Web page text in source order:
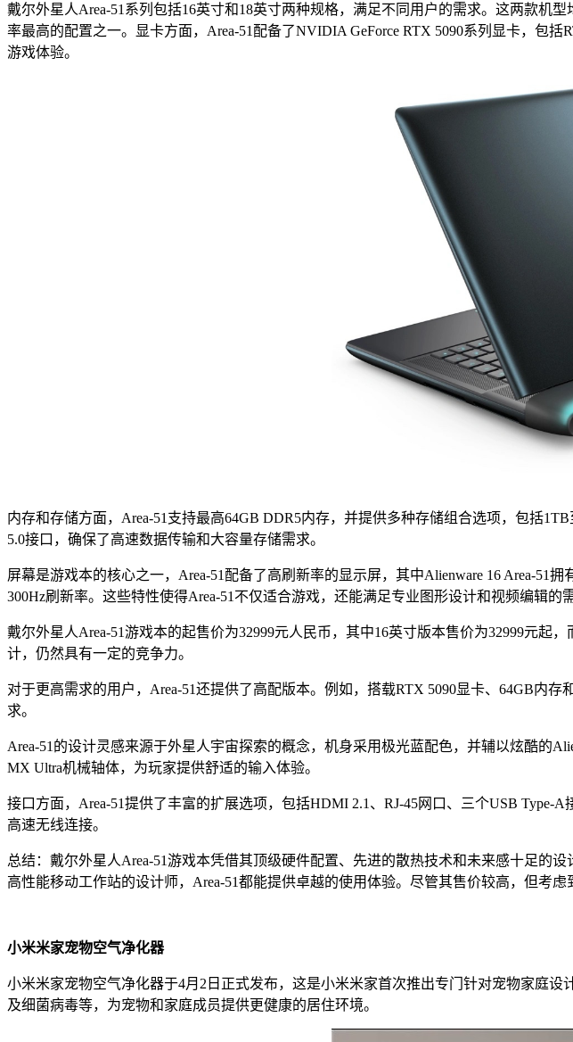
戴尔外星人Area-51系列包括16英寸和18英寸两种规格，满足不同用户的需求。这两款机
率最高的配置之一。显卡方面，Area-51配备了NVIDIA GeForce RTX 5090系列显卡，包
游戏体验。
内存和存储方面，Area-51支持最高64GB DDR5内存，并提供多种存储组合选项，包括
5.0接口，确保了高速数据传输和大容量存储需求。
屏幕是游戏本的核心之一，Area-51配备了高刷新率的显示屏，其中Alienware 16 Area-51
300Hz刷新率。这些特性使得Area-51不仅适合游戏，还能满足专业图形设计和视频编辑的需
戴尔外星人Area-51游戏本的起售价为32999元人民币，其中16英寸版本售价为32999元
计，仍然具有一定的竞争力。
对于更高需求的用户，Area-51还提供了高配版本。例如，搭载RTX 5090显卡、64GB内
求。
Area-51的设计灵感来源于外星人宇宙探索的概念，机身采用极光蓝配色，并辅以炫酷的
MX Ultra机械轴体，为玩家提供舒适的输入体验。
接口方面，Area-51提供了丰富的扩展选项，包括HDMI 2.1、RJ-45网口、三个USB Type-
高速无线连接。
总结：戴尔外星人Area-51游戏本凭借其顶级硬件配置、先进的散热技术和未来感十足的
高性能移动工作站的设计师，Area-51都能提供卓越的使用体验。尽管其售价较高，但考
小米米家宠物空气净化器
小米米家宠物空气净化器于4月2日正式发布，这是小米米家首次推出专门针对宠物家庭
及细菌病毒等，为宠物和家庭成员提供更健康的居住环境。